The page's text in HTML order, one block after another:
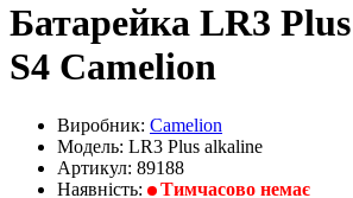
Батарейка LR3
S4 Camelion
Виробник: Camelion
Модель: LR3 Plus alkaline
Артикул: 89188
Наявність:
Тимчасово немає